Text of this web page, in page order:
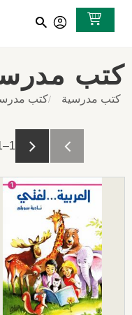
كتب
كتب مدرسية كتب
1–